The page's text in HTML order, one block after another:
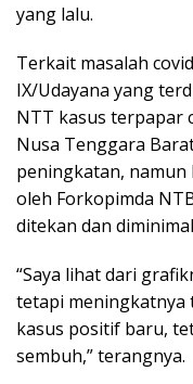
yang lalu.
Terkait masalah
IX/Udayana yang
NTT kasus terpapar
Nusa Tenggara
peningkatan,
oleh Forkopimda
ditekan dan
“Saya lihat dari
tetapi meningkatnya
kasus positif baru,
sembuh,” terangnya.